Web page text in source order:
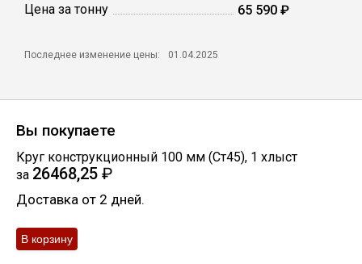
Круги абразивные
Скобо-гибочные изделия
Остальное
Цена за тонну 65 590 ₽
Последнее изменение цены: 01.04.2025
Вы покупаете
Круг конструкционный 100 мм (Ст45), 1 хлыст
за 26468,25 ₽
Доставка от 2 дней.